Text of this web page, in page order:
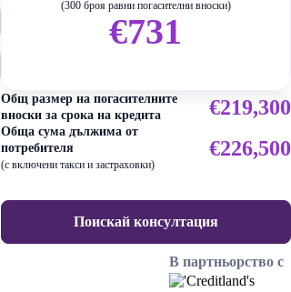
(300 броя равни погасителни вноски)
€731
Общ размер на погасителните
вноски за срока на кредита
€219,300
Обща сума дължима от
потребителя
(с включени такси и застраховки)
€226,500
Поискай консултация
В партньорство с